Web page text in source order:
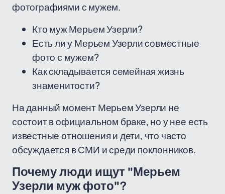
фотографиями с мужем.
Кто муж Мерьем Узерли?
Есть ли у Мерьем Узерли совместные
фото с мужем?
Как складывается семейная жизнь
знаменитости?
На данный момент Мерьем Узерли не
состоит в официальном браке, но у нее есть
известные отношения и дети, что часто
обсуждается в СМИ и среди поклонников.
Почему люди ищут "Мерьем
Узерли муж фото"?